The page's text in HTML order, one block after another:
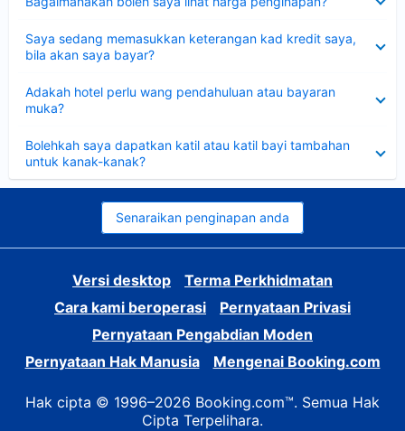
Saya sedang memasukkan keterangan kad kredit saya,
bila akan saya bayar?
Adakah hotel perlu wang pendahuluan atau bayaran
muka?
Bolehkah saya dapatkan katil atau katil bayi tambahan
untuk kanak-kanak?
Senaraikan penginapan anda
Versi desktop
Terma Perkhidmatan
Cara kami beroperasi
Pernyataan Privasi
Pernyataan Pengabdian Moden
Pernyataan Hak Manusia
Mengenai Booking.com
Hak cipta © 1996–2026 Booking.com™. Semua Hak
Cipta Terpelihara.